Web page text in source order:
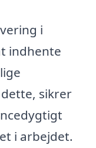
i
indhente
sikrer
i arbejdet.